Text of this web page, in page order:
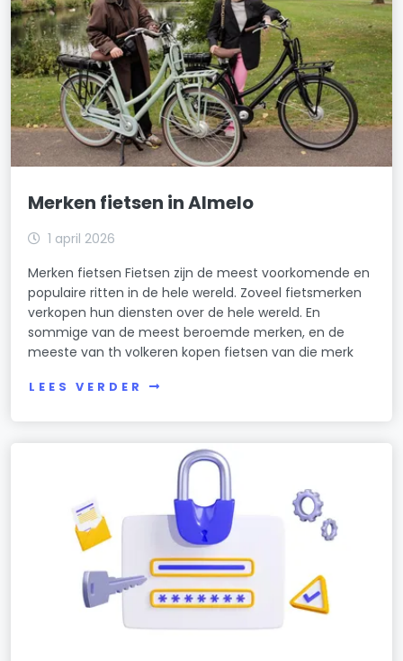
Merken fietsen in Almelo
1 april 2026
Merken fietsen Fietsen zijn de meest voorkomende en
populaire ritten in de hele wereld. Zoveel fietsmerken
verkopen hun diensten over de hele wereld. En
sommige van de meest beroemde merken, en de
meeste van th volkeren kopen fietsen van die merk
LEES VERDER